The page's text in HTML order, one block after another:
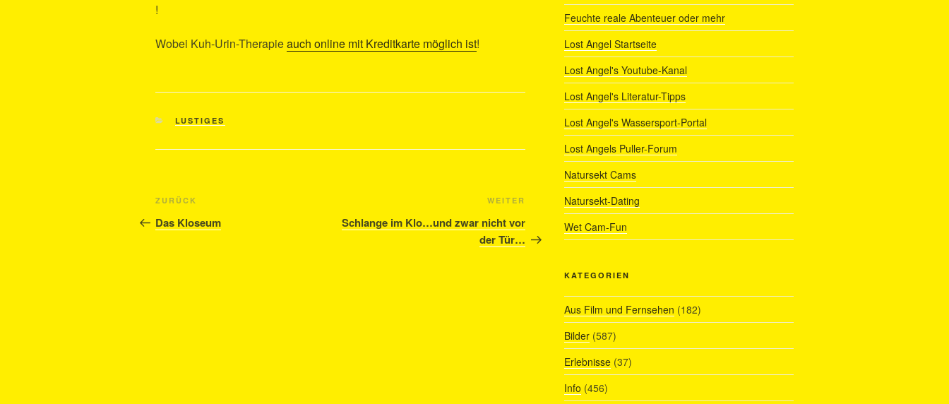
!
Wobei Kuh-Urin-Therapieauch online mit Kreditkarte möglich ist!
KATEGORIEN
LUSTIGES
Beitragsnavigation
Vorheriger
Beitrag
ZURÜCK
Das Kloseum
Nächster
Beitrag
WEITER
Schlange im Klo…und zwar nicht vor
der Tür…
Feuchte reale Abenteuer oder mehr
Lost Angel Startseite
Lost Angel's Youtube-Kanal
Lost Angel's Literatur-Tipps
Lost Angel's Wassersport-Portal
Lost Angels Puller-Forum
Natursekt Cams
Natursekt-Dating
Wet Cam-Fun
KATEGORIEN
Aus Film und Fernsehen (182)
Bilder(587)
Erlebnisse(37)
Info (456)